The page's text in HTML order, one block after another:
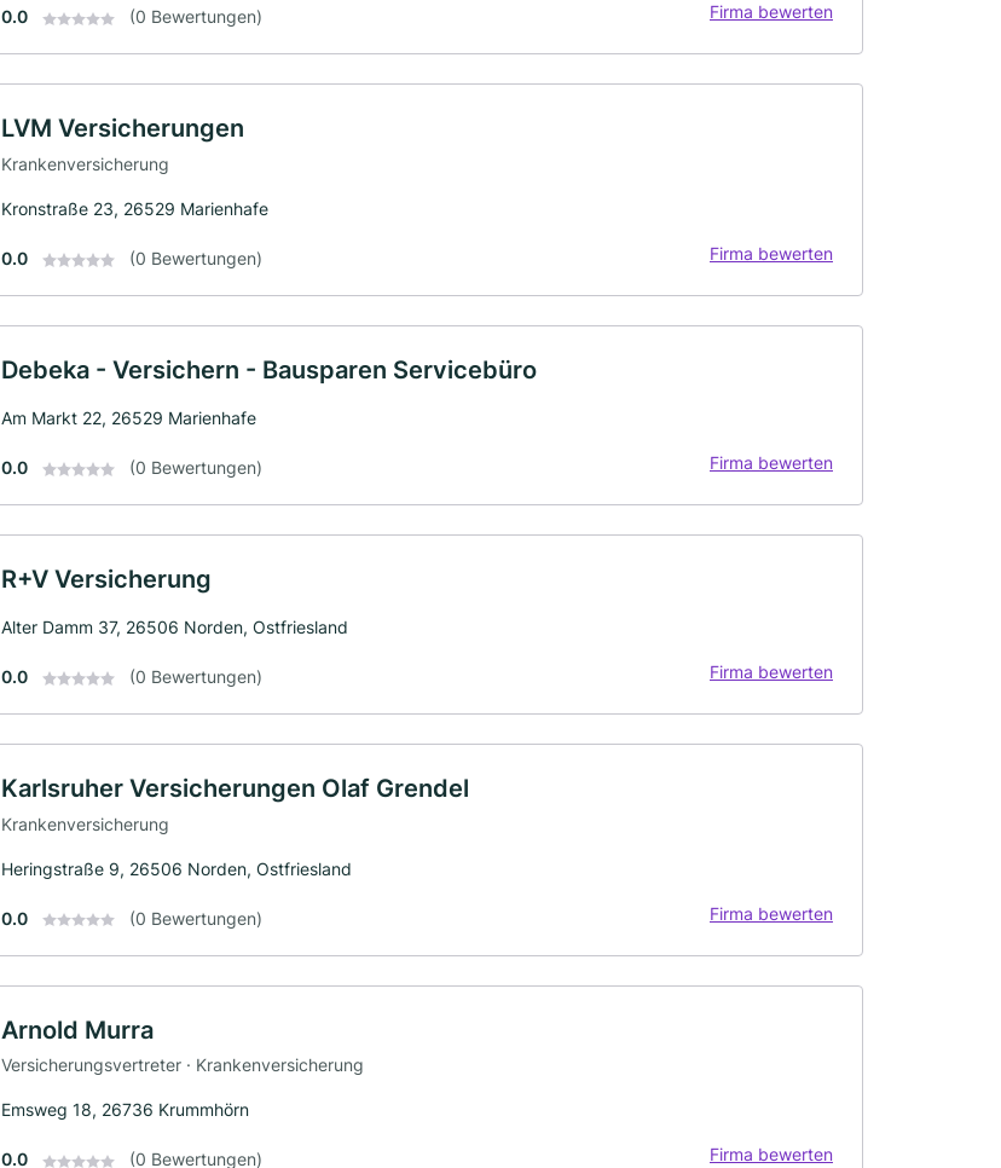
0.0 (0 Bewertungen) Firma bewerten
LVM Versicherungen
Krankenversicherung
Kronstraße 23, 26529 Marienhafe
0.0 (0 Bewertungen) Firma bewerten
Debeka - Versichern - Bausparen Servicebüro
Am Markt 22, 26529 Marienhafe
0.0 (0 Bewertungen) Firma bewerten
R+V Versicherung
Alter Damm 37, 26506 Norden, Ostfriesland
0.0 (0 Bewertungen) Firma bewerten
Karlsruher Versicherungen Olaf Grendel
Krankenversicherung
Heringstraße 9, 26506 Norden, Ostfriesland
0.0 (0 Bewertungen) Firma bewerten
Arnold Murra
Versicherungsvertreter · Krankenversicherung
Emsweg 18, 26736 Krummhörn
0.0 (0 Bewertungen) Firma bewerten